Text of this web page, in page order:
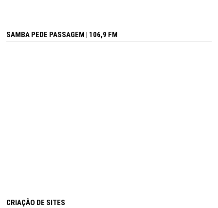
SAMBA PEDE PASSAGEM | 106,9 FM
CRIAÇÃO DE SITES